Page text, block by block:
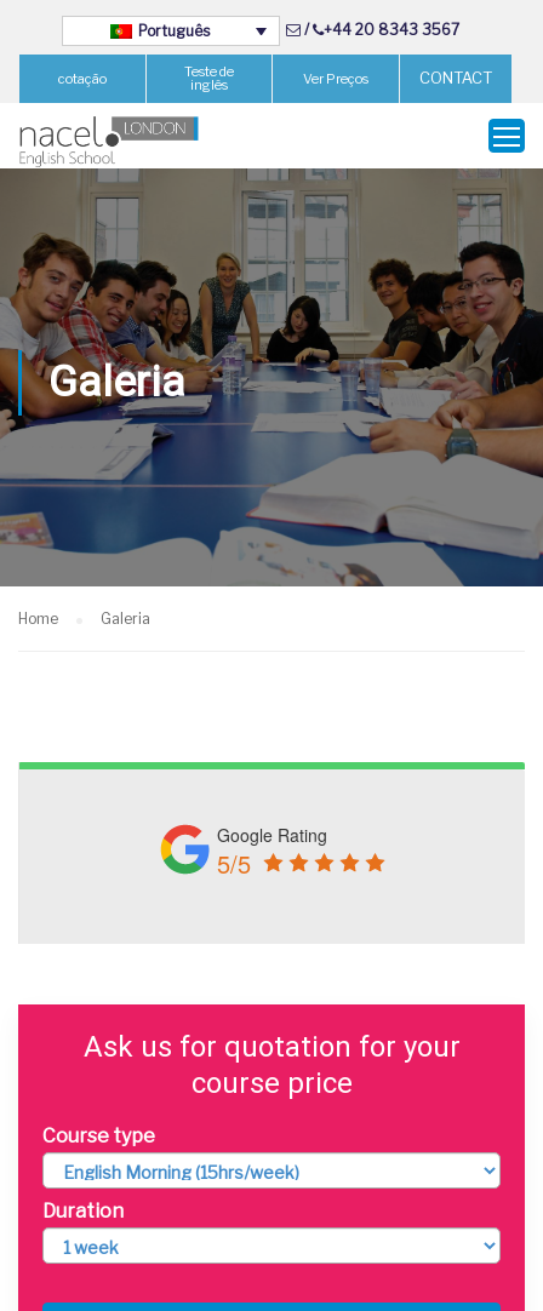
Português / +44 20 8343 3567
cotação Teste de
inglês Ver Preços CONTACT
Galeria
Home Galeria
Google Rating
5/5
Ask us for quotation for your
course price
Course type
Duration